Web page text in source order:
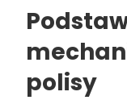
polisy